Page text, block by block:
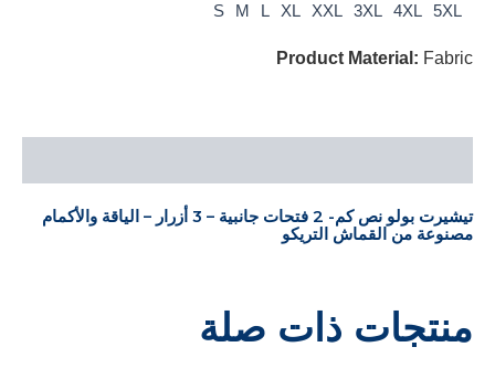
S M L XL XXL 3XL 4XL 5XL
Product Material: Fabric
تيشيرت بولو نص كم- 2 فتحات جانبية – 3 أزرار – الياقة والأكمام
مصنوعة من القماش التريكو
منتجات ذات صلة